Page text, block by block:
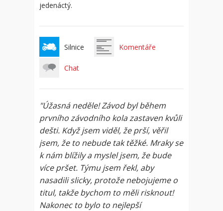
jedenáctý.
Silnice Komentáře
Chat
"Úžasná neděle! Závod byl během
prvního závodního kola zastaven kvůli
dešti. Když jsem viděl, že prší, věřil
jsem, že to nebude tak těžké. Mraky se
k nám blížily a myslel jsem, že bude
více pršet. Týmu jsem řekl, aby
nasadili slicky, protože nebojujeme o
titul, takže bychom to měli risknout!
Nakonec to bylo to nejlepší